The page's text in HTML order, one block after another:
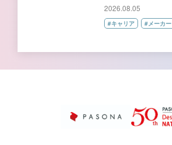
2026.08.05
#キャリア #メーカー